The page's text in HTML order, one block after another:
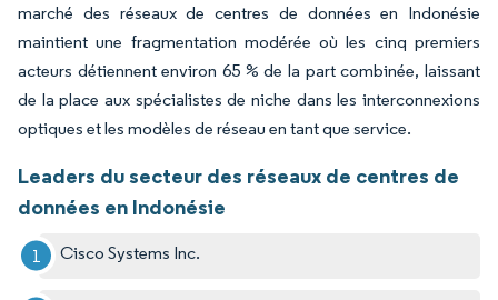
marché des réseaux de centres de données en Indonésie
maintient une fragmentation modérée où les cinq premiers
acteurs détiennent environ 65 % de la part combinée, laissant
de la place aux spécialistes de niche dans les interconnexions
optiques et les modèles de réseau en tant que service.
Leaders du secteur des réseaux de centres de
données en Indonésie
Cisco Systems Inc.